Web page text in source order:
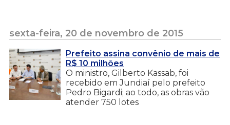
sexta-feira, 20 de novembro de 2015
Prefeito assina convênio de mais de
R$ 10 milhões
O ministro, Gilberto Kassab, foi
recebido em Jundiaí pelo prefeito
Pedro Bigardi; ao todo, as obras vão
atender 750 lotes